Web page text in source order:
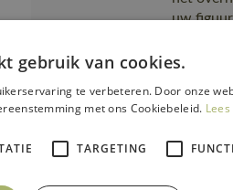
uw
en
Productie
https://
gebruik van cookies.
te verbeteren. Door onze
met ons Cookiebeleid.
TARGETING